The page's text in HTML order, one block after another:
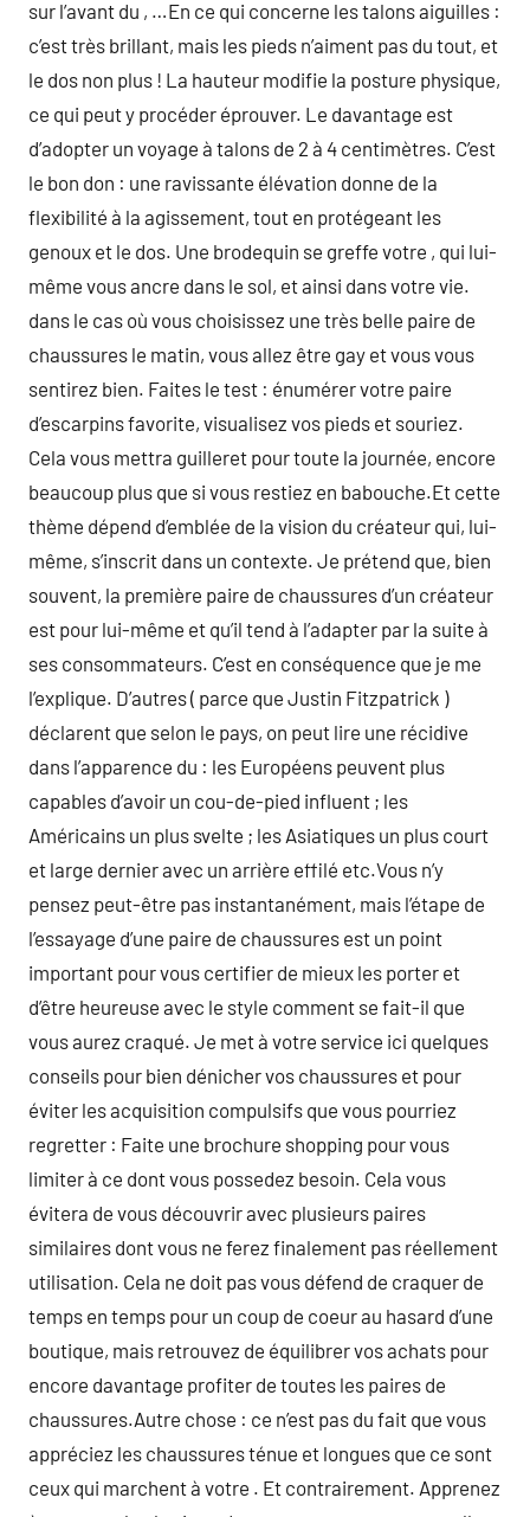
sur l’avant du , …En ce qui concerne les talons aiguilles :
c’est très brillant, mais les pieds n’aiment pas du tout, et
le dos non plus ! La hauteur modifie la posture physique,
ce qui peut y procéder éprouver. Le davantage est
d’adopter un voyage à talons de 2 à 4 centimètres. C’est
le bon don : une ravissante élévation donne de la
flexibilité à la agissement, tout en protégeant les
genoux et le dos. Une brodequin se greffe votre , qui lui-
même vous ancre dans le sol, et ainsi dans votre vie.
dans le cas où vous choisissez une très belle paire de
chaussures le matin, vous allez être gay et vous vous
sentirez bien. Faites le test : énumérer votre paire
d’escarpins favorite, visualisez vos pieds et souriez.
Cela vous mettra guilleret pour toute la journée, encore
beaucoup plus que si vous restiez en babouche.Et cette
thème dépend d’emblée de la vision du créateur qui, lui-
même, s’inscrit dans un contexte. Je prétend que, bien
souvent, la première paire de chaussures d’un créateur
est pour lui-même et qu’il tend à l’adapter par la suite à
ses consommateurs. C’est en conséquence que je me
l’explique. D’autres ( parce que Justin Fitzpatrick )
déclarent que selon le pays, on peut lire une récidive
dans l’apparence du : les Européens peuvent plus
capables d’avoir un cou-de-pied influent ; les
Américains un plus svelte ; les Asiatiques un plus court
et large dernier avec un arrière effilé etc.Vous n’y
pensez peut-être pas instantanément, mais l’étape de
l’essayage d’une paire de chaussures est un point
important pour vous certifier de mieux les porter et
d’être heureuse avec le style comment se fait-il que
vous aurez craqué. Je met à votre service ici quelques
conseils pour bien dénicher vos chaussures et pour
éviter les acquisition compulsifs que vous pourriez
regretter : Faite une brochure shopping pour vous
limiter à ce dont vous possedez besoin. Cela vous
évitera de vous découvrir avec plusieurs paires
similaires dont vous ne ferez finalement pas réellement
utilisation. Cela ne doit pas vous défend de craquer de
temps en temps pour un coup de coeur au hasard d’une
boutique, mais retrouvez de équilibrer vos achats pour
encore davantage profiter de toutes les paires de
chaussures.Autre chose : ce n’est pas du fait que vous
appréciez les chaussures ténue et longues que ce sont
ceux qui marchent à votre . Et contrairement. Apprenez